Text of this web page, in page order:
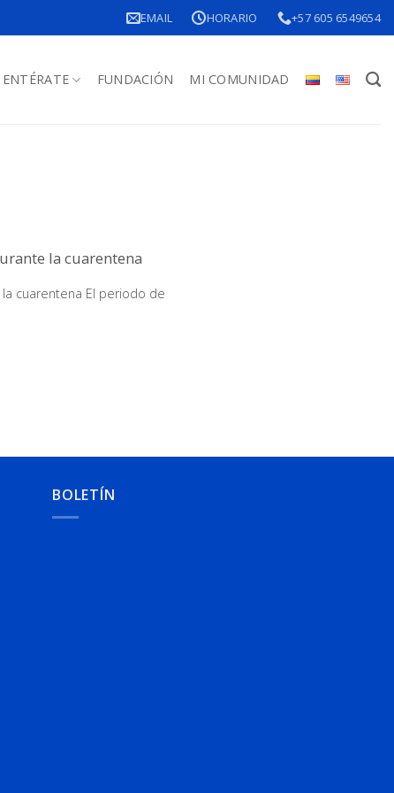
EMAIL HORARIO +57 605 6549654
ENTÉRATE FUNDACIÓN MI COMUNIDAD
la cuarentena
cuarentena El periodo de
BOLETÍN